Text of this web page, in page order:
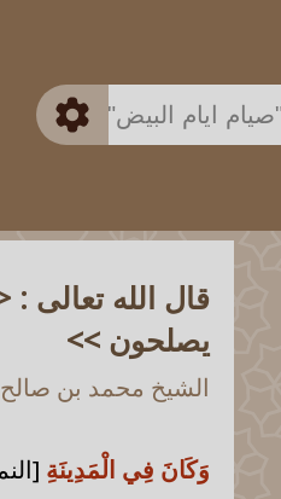
متقدم
قال الله تعالى
يصلحون >>
الشيخ محمد بن صالح
وَكَانَ فِي الْمَدِينَةِ [النمل:48]